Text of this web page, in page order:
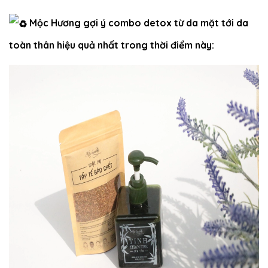
Mộc Hương gợi ý combo detox từ da mặt tới da
toàn thân hiệu quả nhất trong thời điểm này: